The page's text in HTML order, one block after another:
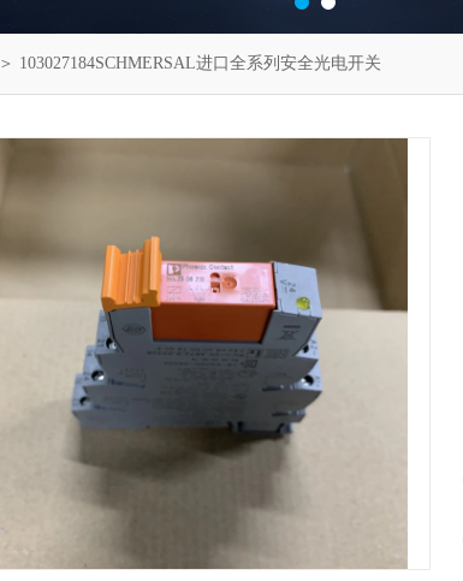
＞ 103027184SCHMERSAL进口全系列安全光电开关